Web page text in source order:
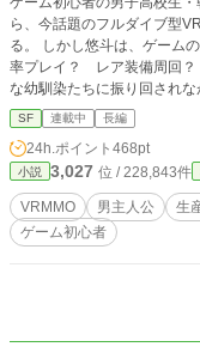
ら、今話題のフルダイブ型
る。 しかし悠斗は、ゲームの知識がほとんどない超初心者。 レベル上げ？ 効
率プレイ？ レア装備周回？
な幼馴染たちに振り回されな
ずは拠点を整えたほうがよく
れたなら修理したほうが便利だろ？」 ――だが、その何気な
通のプレイヤーでは辿り着けない発見
作り、便利な道具の開発、テ
も、“快適に遊ぶこと”を優
人扱い。 『あの初心者クラフター、また変なもの作ってる』 『なんでそのモン
スター懐いてるんだ？』 『攻略勢よ
これは、ゲーム初心者の少
しみ方でVR世界を満喫して
SF 連載中 長編
24h.ポイント 468pt
小説 3,027 位 / 228,843件
VRMMO 男主人公 生
ゲーム初心者